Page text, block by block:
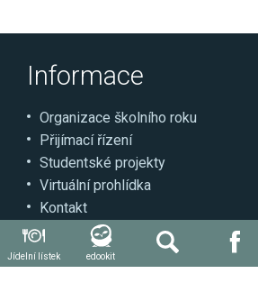
Jídelní lístek edookit
Informace
Organizace školního roku
Přijímací řízení
Studentské projekty
Virtuální prohlídka
Kontakt
Může se hodit